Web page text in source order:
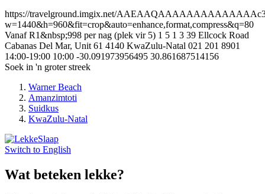
https://travelground.imgix.net/
w=1440&h=960&fit=crop&auto=enhance,format,compress&q=80
Vanaf R1&nbsp;998 per nag (plek vir 5) 1 5 1 3 39 Ellcock Road
Cabanas Del Mar, Unit 61 4140 KwaZulu-Natal 021 201 8901
14:00-19:00 10:00 -30.091973956495 30.861687514156
Soek in 'n groter streek
Warner Beach
Amanzimtoti
Suidkus
KwaZulu-Natal
Switch to English
Wat beteken lekke?